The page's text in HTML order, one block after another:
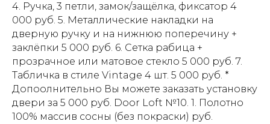
4. Ручка, 3 петли, замок/защёлка, фиксатор 4
000 руб. 5. Металлические накладки на
дверную ручку и на нижнюю поперечину +
заклёпки 5 000 руб. 6. Сетка рабица +
прозрачное или матовое стекло 5 000 руб. 7.
Табличка в стиле Vintage 4 шт. 5 000 руб. *
Допоолнительно Вы можете заказать установку
двери за 5 000 руб. Door Loft №10. 1. Полотно
100% массив сосны (без покраски) руб.